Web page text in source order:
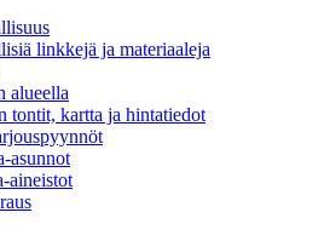
linkkejä ja materiaaleja
alueella
tontit, kartta ja hintatiedot
asunnot
aineistot